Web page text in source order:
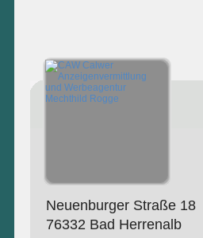
Neuenburger Straße 18
76332 Bad Herrenalb